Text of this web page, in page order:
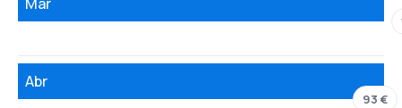
Abr
93 €